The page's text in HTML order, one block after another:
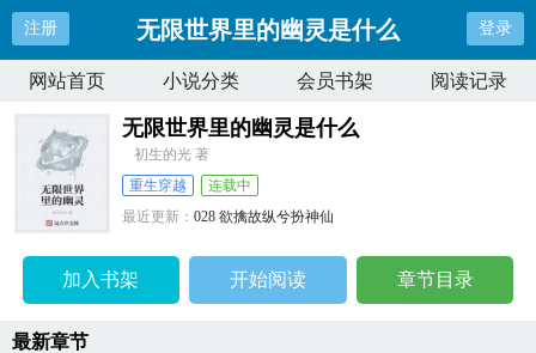
注册 无限世界里的幽灵是什么 登录
网站首页 小说分类 会员书架 阅读记录
无限世界里的幽灵是什么
初生的光 著
重生穿越
连载中
最近更新：028 欲擒故纵兮扮神仙
加入书架 开始阅读 章节目录
最新章节